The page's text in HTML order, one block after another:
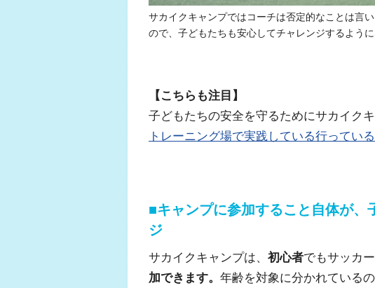
サカイクキャンプではコーチは否定的なことは言
ので、子どもたちも安心してチャレンジするように
【こちらも注目】
子どもたちの安全を守るためにサカイク
トレーニング場で実践している行ってい
■キャンプに参加すること自体が、
ジ
サカイクキャンプは、 初心者でもサッカ
加できます。 年齢を対象に分かれている